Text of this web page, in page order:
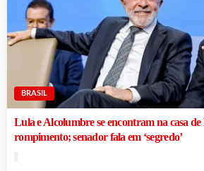
BRASIL
Lula e Alcolumbre se encontram na casa de
rompimento; senador fala em ‘segredo’